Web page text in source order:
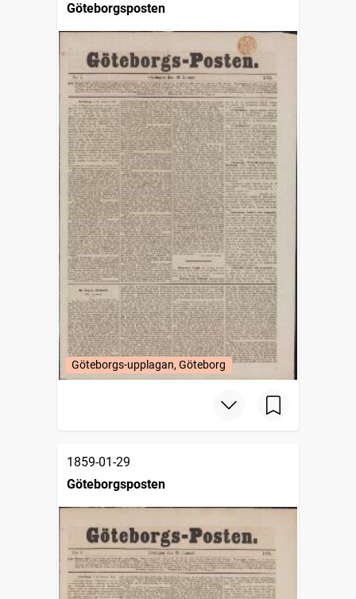
Göteborgsposten
Göteborgs-upplagan, Göteborg
1859-01-29
Göteborgsposten